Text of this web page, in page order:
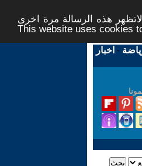
هذه الرسالة مرة اخرى -
This website uses cookies
- اخبار